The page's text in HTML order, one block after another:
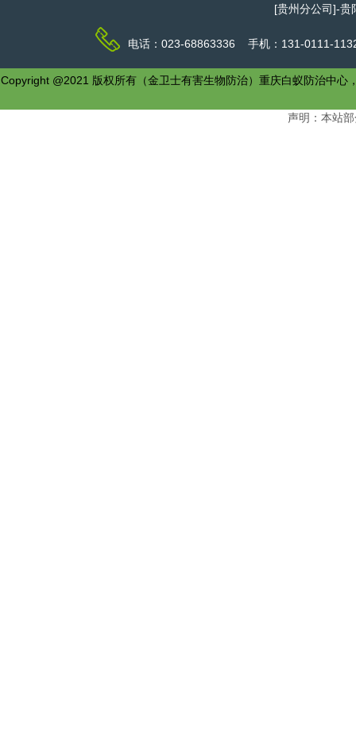
[贵州分公司]-贵
电话：023-68863336 手机：131-0111-
Copyright @2021 版权所有（金卫士有害生物防治）重庆白蚁防治中
声明：本站